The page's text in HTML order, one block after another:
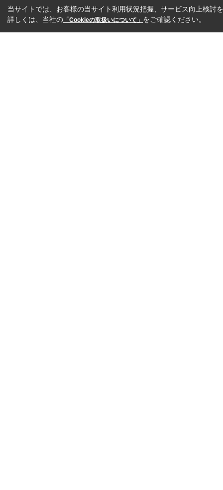
当サイトでは、お客様の当サイト利用状況把握、サービス向上検討
詳しくは、当社の 「Cookieの取扱いについて」 をご確認ください。